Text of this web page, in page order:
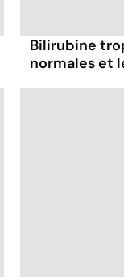
Bilirubine
normales et